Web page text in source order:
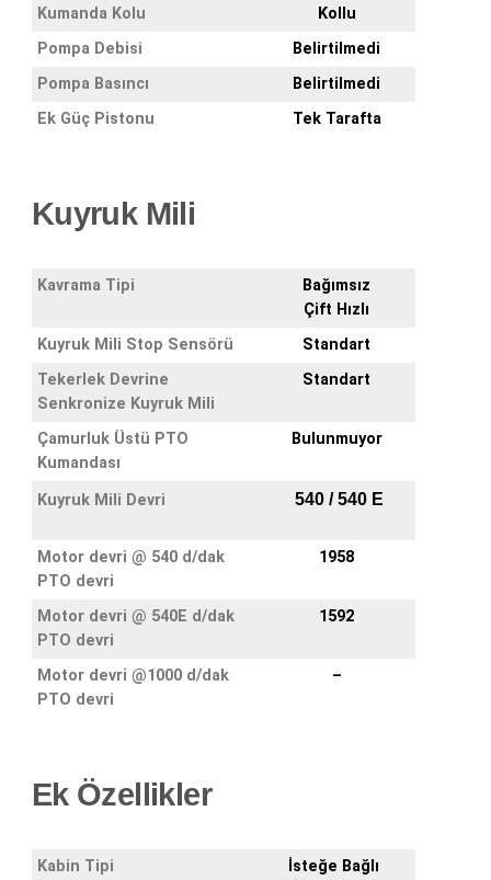
Kumanda Kolu
Kollu
Pompa Debisi
Belirtilmedi
Pompa Basıncı
Belirtilmedi
Ek Güç Pistonu
Tek Tarafta
Kuyruk Mili
Kavrama Tipi
Bağımsız
Çift Hızlı
Kuyruk Mili Stop Sensörü
Standart
Tekerlek Devrine
Senkronize Kuyruk Mili
Standart
Çamurluk Üstü PTO
Kumandası
Bulunmuyor
Kuyruk Mili Devri 540 / 540 E
Motor devri @ 540 d/dak
PTO devri
1958
Motor devri @ 540E d/dak
PTO devri
1592
Motor devri @1000 d/dak
PTO devri
–
Ek Özellikler
Kabin Tipi
İsteğe Bağlı